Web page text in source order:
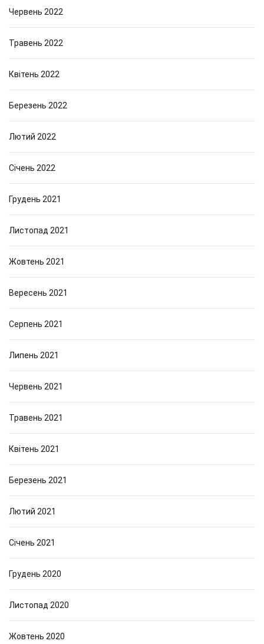
Червень 2022
Травень 2022
Квітень 2022
Березень 2022
Лютий 2022
Січень 2022
Грудень 2021
Листопад 2021
Жовтень 2021
Вересень 2021
Серпень 2021
Липень 2021
Червень 2021
Травень 2021
Квітень 2021
Березень 2021
Лютий 2021
Січень 2021
Грудень 2020
Листопад 2020
Жовтень 2020